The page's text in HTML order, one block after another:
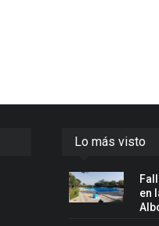
Lo más visto
en